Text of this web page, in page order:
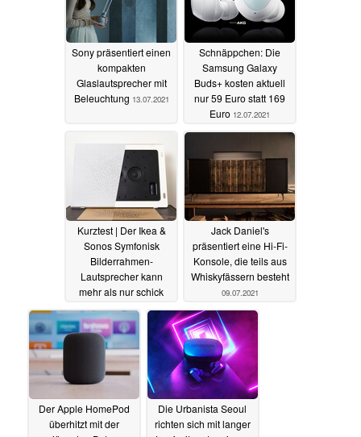
Sony präsentiert einen
kompakten
Glaslautsprecher mit
Beleuchtung 13.07.2021
Schnäppchen: Die
Samsung Galaxy
Buds+ kosten aktuell
nur 59 Euro statt 169
Euro 12.07.2021
Kurztest | Der Ikea &
Sonos Symfonisk
Bilderrahmen-
Lautsprecher kann
mehr als nur schick
09.07.2021
Jack Daniel's
präsentiert eine Hi-Fi-
Konsole, die teils aus
Whiskyfässern besteht
09.07.2021
Der Apple HomePod
überhitzt mit der
Die Urbanista Seoul
richten sich mit langer